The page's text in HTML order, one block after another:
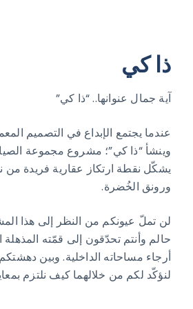
ذا كي
آية جمال عنوانها.. “ذا كي”
عندما يجتمع الإبداع في التصميم
وينشأ “ذا كي”؛ مشروع مجموعة
يشكّل نقطة ارتكاز عقارية فريدة من
ورونق الخُضرة.
لن تملّ عيونكم من النظر إلى هذا
أرجاء مساحاته الداخلية. وبين
لنؤكّد لكم من خلالهما كيف نلتزم